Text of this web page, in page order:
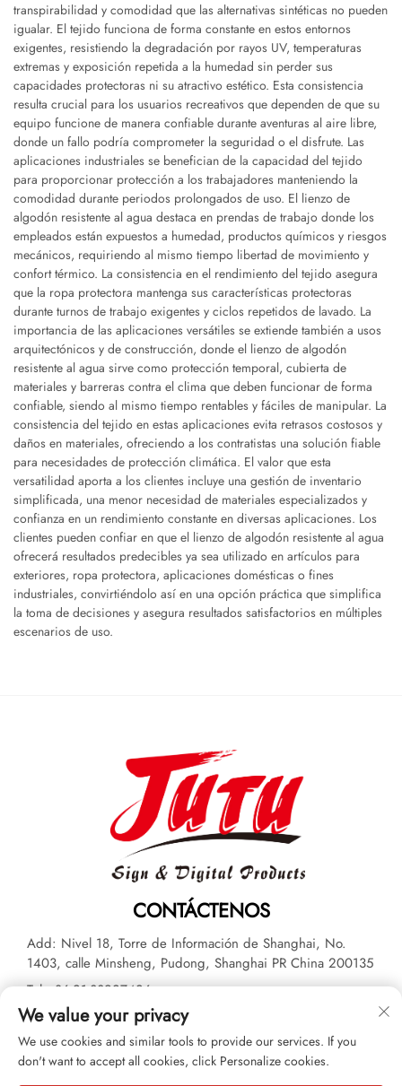
transpirabilidad y comodidad que las alternativas sintéticas no pueden
igualar. El tejido funciona de forma constante en estos entornos
exigentes, resistiendo la degradación por rayos UV, temperaturas
extremas y exposición repetida a la humedad sin perder sus
capacidades protectoras ni su atractivo estético. Esta consistencia
resulta crucial para los usuarios recreativos que dependen de que su
equipo funcione de manera confiable durante aventuras al aire libre,
donde un fallo podría comprometer la seguridad o el disfrute. Las
aplicaciones industriales se benefician de la capacidad del tejido
para proporcionar protección a los trabajadores manteniendo la
comodidad durante periodos prolongados de uso. El lienzo de
algodón resistente al agua destaca en prendas de trabajo donde los
empleados están expuestos a humedad, productos químicos y riesgos
mecánicos, requiriendo al mismo tiempo libertad de movimiento y
confort térmico. La consistencia en el rendimiento del tejido asegura
que la ropa protectora mantenga sus características protectoras
durante turnos de trabajo exigentes y ciclos repetidos de lavado. La
importancia de las aplicaciones versátiles se extiende también a usos
arquitectónicos y de construcción, donde el lienzo de algodón
resistente al agua sirve como protección temporal, cubierta de
materiales y barreras contra el clima que deben funcionar de forma
confiable, siendo al mismo tiempo rentables y fáciles de manipular. La
consistencia del tejido en estas aplicaciones evita retrasos costosos y
daños en materiales, ofreciendo a los contratistas una solución fiable
para necesidades de protección climática. El valor que esta
versatilidad aporta a los clientes incluye una gestión de inventario
simplificada, una menor necesidad de materiales especializados y
confianza en un rendimiento constante en diversas aplicaciones. Los
clientes pueden confiar en que el lienzo de algodón resistente al agua
ofrecerá resultados predecibles ya sea utilizado en artículos para
exteriores, ropa protectora, aplicaciones domésticas o fines
industriales, convirtiéndolo así en una opción práctica que simplifica
la toma de decisiones y asegura resultados satisfactorios en múltiples
escenarios de uso.
CONTÁCTENOS
Add: Nivel 18, Torre de Información de Shanghai, No.
1403, calle Minsheng, Pudong, Shanghai PR China 200135
Tel:+86-21-33927426
Correo electrónico:[email protected]
Derechos de autor © 2026 JUTU New Materials Technology
We value your privacy
We use cookies and similar tools to provide our services. If you
don't want to accept all cookies, click Personalize cookies.